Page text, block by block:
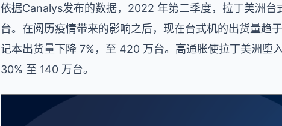
依据Canalys发布的数据，2022 年第二季度，拉丁美洲
台。在阅历疫情带来的影响之后，现在台式机的出货量趋
记本出货量下降 7%，至 420 万台。高通胀使拉丁美洲堕
30% 至 140 万台。